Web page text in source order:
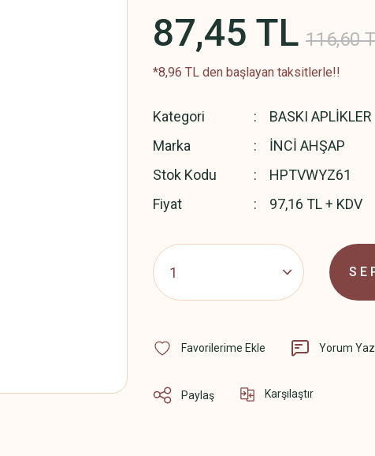
87,45 TL 116,60
*8,96 TL den başlayan taksitlerle!!
Kategori
BASKI APLİKLER
Marka
İNCİ AHŞAP
Stok Kodu
HPTVWYZ61
Fiyat
97,16 TL + KDV
Yorum Yaz
Paylaş Karşılaştır